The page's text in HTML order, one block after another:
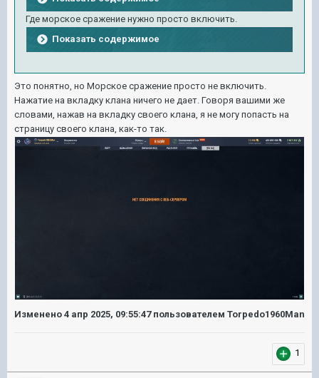
Где морское сражение нужно просто включить.
Показать содержимое
Это понятно, но Морское сражение просто не включить.
Нажатие на вкладку клана ничего не дает. Говоря вашими же
словами, нажав на вкладку своего клана, я не могу попасть на
страницу своего клана, как-то так.
Изменено 4 апр 2025, 09:55:47пользователем Torpedo1960Man
1